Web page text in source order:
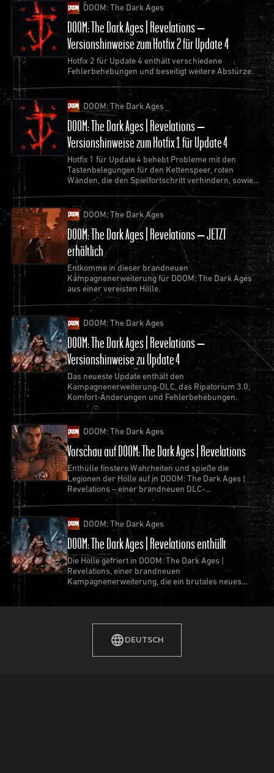
DOOM: The Dark Ages
DOOM: The Dark Ages | Revelations –
Versionshinweise zum Hotfix 2 für Update 4
Hotfix 2 für Update 4 enthält verschiedene
Fehlerbehebungen und beseitigt weitere Abstürze.
DOOM: The Dark Ages
DOOM: The Dark Ages | Revelations –
Versionshinweise zum Hotfix 1 für Update 4
Hotfix 1 für Update 4 behebt Probleme mit den
Tastenbelegungen für den Kettenspeer, roten
Wänden, die den Spielfortschritt verhindern, sowie
DOOM: The Dark Ages
DOOM: The Dark Ages | Revelations – JETZT
erhältlich
Entkomme in dieser brandneuen
Kampagnenerweiterung für DOOM: The Dark Ages
aus einer vereisten Hölle.
DOOM: The Dark Ages
DOOM: The Dark Ages | Revelations –
Versionshinweise zu Update 4
Das neueste Update enthält den
Kampagnenerweiterung-DLC, das Ripatorium 3.0,
Komfort-Änderungen und Fehlerbehebungen.
DOOM: The Dark Ages
Vorschau auf DOOM: The Dark Ages | Revelations
Enthülle finstere Wahrheiten und spieße die
Legionen der Hölle auf in DOOM: The Dark Ages |
Revelations – einer brandneuen DLC-
Kampagnenerweiterung, die ab dem 7. Juli erhältlich
DOOM: The Dark Ages
DOOM: The Dark Ages | Revelations enthüllt
Die Hölle gefriert in DOOM: The Dark Ages |
Revelations, einer brandneuen
Kampagnenerweiterung, die ein brutales neues
DEUTSCH